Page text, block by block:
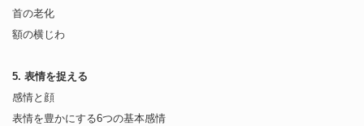
首の老化
額の横じわ
5. 表情を捉える
感情と顔
表情を豊かにする6つの基本感情